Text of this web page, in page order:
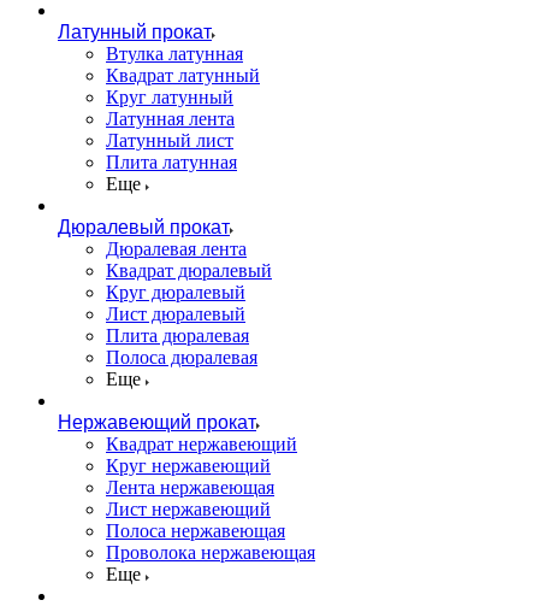
Латунный прокат
Втулка латунная
Квадрат латунный
Круг латунный
Латунная лента
Латунный лист
Плита латунная
Еще
Дюралевый прокат
Дюралевая лента
Квадрат дюралевый
Круг дюралевый
Лист дюралевый
Плита дюралевая
Полоса дюралевая
Еще
Нержавеющий прокат
Квадрат нержавеющий
Круг нержавеющий
Лента нержавеющая
Лист нержавеющий
Полоса нержавеющая
Проволока нержавеющая
Еще